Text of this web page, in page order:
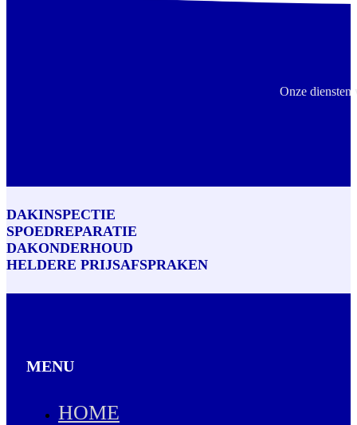
Onze diensten
DAKINSPECTIE
SPOEDREPARATIE
DAKONDERHOUD
HELDERE PRIJSAFSPRAKEN
MENU
HOME